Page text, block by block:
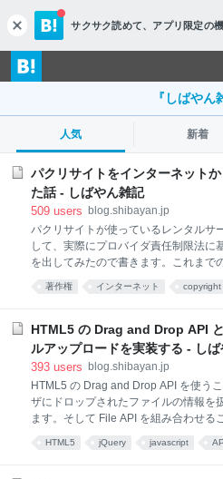
c
l
o
s
サクサク読めて、 アプリ限定の
『しばやん
人気 新着
パクリサイトをインターネット
た話 - しばやん雑記
509 users blog.shibayan.jp
パクリサイトが使っているレンタルサ
して、実際にプロバイダ責任制限法に
を出してみたので書きます。これまで
は下の記事を参照してください。 既に
Google / Bing への削除申請は行ってま
の プロバイダ責任制限法は発信者情報
損・プライバシー関係などいくつか分
が、今回は著作権関係送信防止措置手
ていただいたレンタルサーバー会社の
方に感謝しています。 TOP | プロバイ
連情報Webサイト 著作権関係送信防止
にあたって必要な書類は以下のような
著作権 インターネット copyright
HTML5 の Drag and Drop API
ルアップロードを実装する - し
393 users blog.shibayan.jp
HTML5 の Drag and Drop API を使う
ザにドロップされたファイルの情報を
ます。そして File API を組み合わせる
て FormData オブジェクトと XHR を
HTML5 jQuery javascript